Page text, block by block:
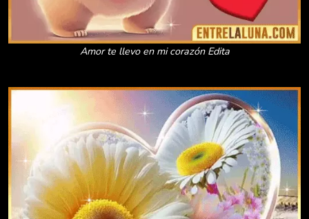
Amor te llevo en mi corazón Edita